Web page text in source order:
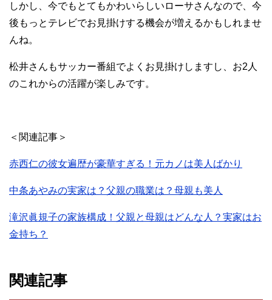
しかし、今でもとてもかわいらしいローサさんなので、今
後もっとテレビでお見掛けする機会が増えるかもしれませ
んね。
松井さんもサッカー番組でよくお見掛けしますし、お2人
のこれからの活躍が楽しみです。
＜関連記事＞
赤西仁の彼女遍歴が豪華すぎる！元カノは美人ばかり
中条あやみの実家は？父親の職業は？母親も美人
滝沢眞規子の家族構成！父親と母親はどんな人？実家はお
金持ち？
関連記事